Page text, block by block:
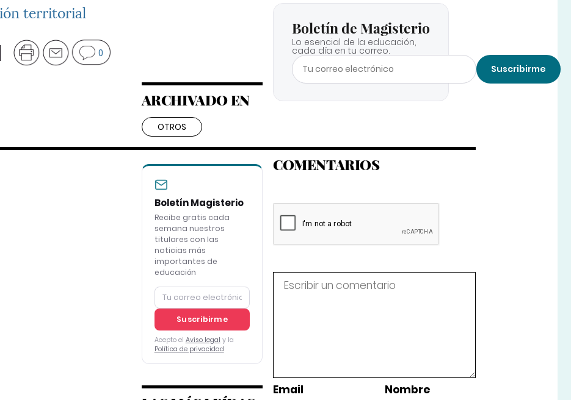
territorial
0
ARCHIVADO EN
OTROS
Boletín Magisterio
Recibe gratis cada
semana nuestros
titulares con las
noticias más
importantes de
educación
Suscribirme
Acepto el Aviso legal y la
Política de privacidad
Boletín de Magisterio
Lo esencial de la educación,
cada día en tu correo.
Suscribirme
COMENTARIOS
Email Nombre